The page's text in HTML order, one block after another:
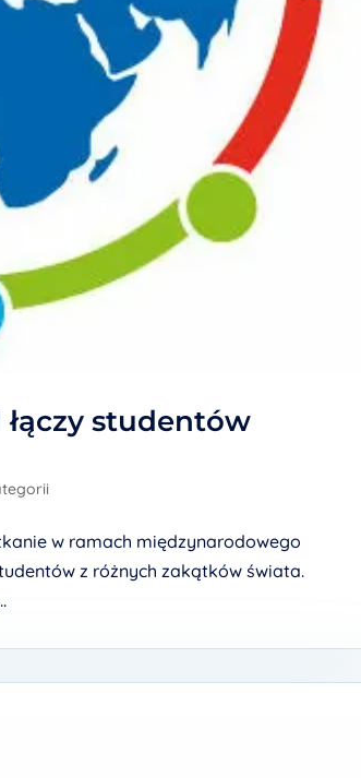
studentów
w ramach międzynarodowego
z różnych zakątków świata.